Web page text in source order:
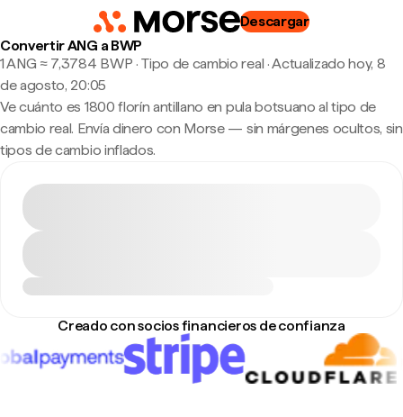
Descargar
Convertir ANG a BWP
1 ANG ≈ 7,3784 BWP · Tipo de cambio real ·Actualizado hoy, 8
de agosto, 20:05
Ve cuánto es 1800 florín antillano en pula botsuano al tipo de
cambio real. Envía dinero con Morse — sin márgenes ocultos, sin
tipos de cambio inflados.
Creado con socios financieros de confianza